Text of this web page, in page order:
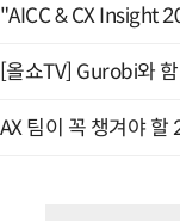
"AICC & CX Insight
[올쇼TV] Gurobi와
AX 팀이 꼭 챙겨야